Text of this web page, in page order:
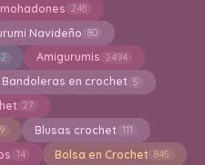
248
Navideño 80
Amigurumis 2494
Bandoleras en crochet 5
27
Blusas crochet 111
14 Bolsa en Crochet 845